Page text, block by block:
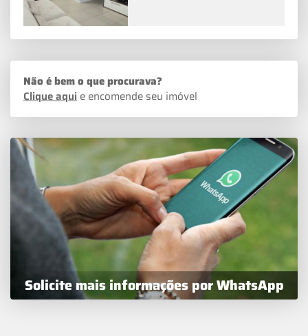
Não é bem o que procurava?
Clique aqui e encomende seu imóvel
Solicite mais informações por WhatsApp